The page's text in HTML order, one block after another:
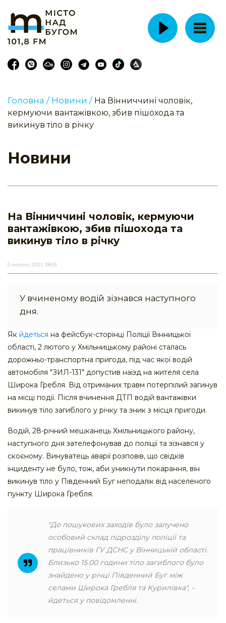
Головна / Новини / На Вінниччині чоловік,
кермуючи вантажівкою, збив пішохода та
викинув тіло в річку
Новини
На Вінниччині чоловік, кермуючи
вантажівкою, збив пішохода та
викинув тіло в річку
5 лютого 2021, 08:55
У вчиненому водій зізнався наступного
дня.
Як йдеться на фейсбук-сторінці Поліції Вінницької
області, 2 лютого у Хмільницькому районі сталась
дорожньо-транспортна пригода, під час якої водій
автомобіля "ЗИЛ-131" допустив наїзд на жителя села
Широка Гребля. Від отриманих травм потерпілий загинув
на місці події. Після вчинення ДТП водій вантажівки
викинув тіло загиблого у річку та зник з місця пригоди.
Водій, 28-річний мешканець Хмільницького району,
наступного дня зателефонував до поліції та зізнався у
скоєному. Винуватець аварії розповів, що свідків
інциденту не було, тож, аби уникнути покарання, він
викинув тіло у Південний Буг неподалік від населеного
пункту Широка Гребля.
"До пошукових заходів було залучено
особовий склад підрозділу поліції та
працівників ГУ ДСНС у Вінницькій області.
Близько 15.00 години тіло загиблого було
знайдено у річці Південний Буг між
селами Широка Гребля та Курилівка", -
йдеться у повідомленні.